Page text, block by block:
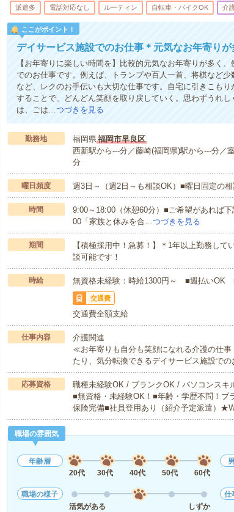
派遣多 電話対応なし ルーティン 自転車・バイクOK 介
ここがポイント！
デイサービス施設でのお仕事＊元気なお年寄りが
【お年寄りに楽しい時間を】比較的元気なお年寄りが多く
でのお仕事です。例えば、トランプや百人一首、将棋など
など、レクのお手伝いも大切な仕事です。自宅に引きこも
することで、どんどん笑顔を取り戻していく。思わずうれ
は、ごは… つづきを見る
勤務地 福岡県 福岡市早良区
西新駅から---分／藤崎(福岡県)駅から---分／
分
曜日頻度 週3日～（週2日～も相談OK）■曜日固定の
時間
9:00～18:00（休憩60分）■ご希望があれば
00「家族と休みを合… つづきを見る
期間
【積極採用中！急募！】＊1年以上勤務し
談可能です！
時給 無資格未経験：時給1300円～ ■週払いOK
交通費
交通費全額支給
仕事内容
介護関連
≪お年寄りも自分も笑顔になれる介護の仕
たり、気分転換できるデイサービス施設での
応募資格
職種未経験OK / ブランクOK / パソコンスキ
■無資格・未経験OK！■年齢・学歴不問！
保険完備■社員登用あり（紹介予定派遣）
職場の雰囲気
年齢層
20代
30代 40代 50代 60代
職場の様子
活気がある
しずか
仕